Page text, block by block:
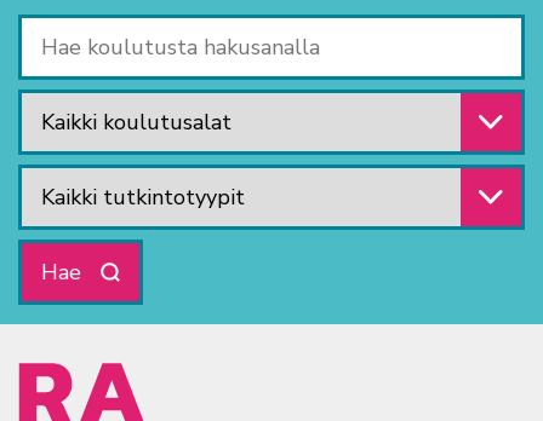
Valitse koulutusala
Valitse tutkintotyyppi